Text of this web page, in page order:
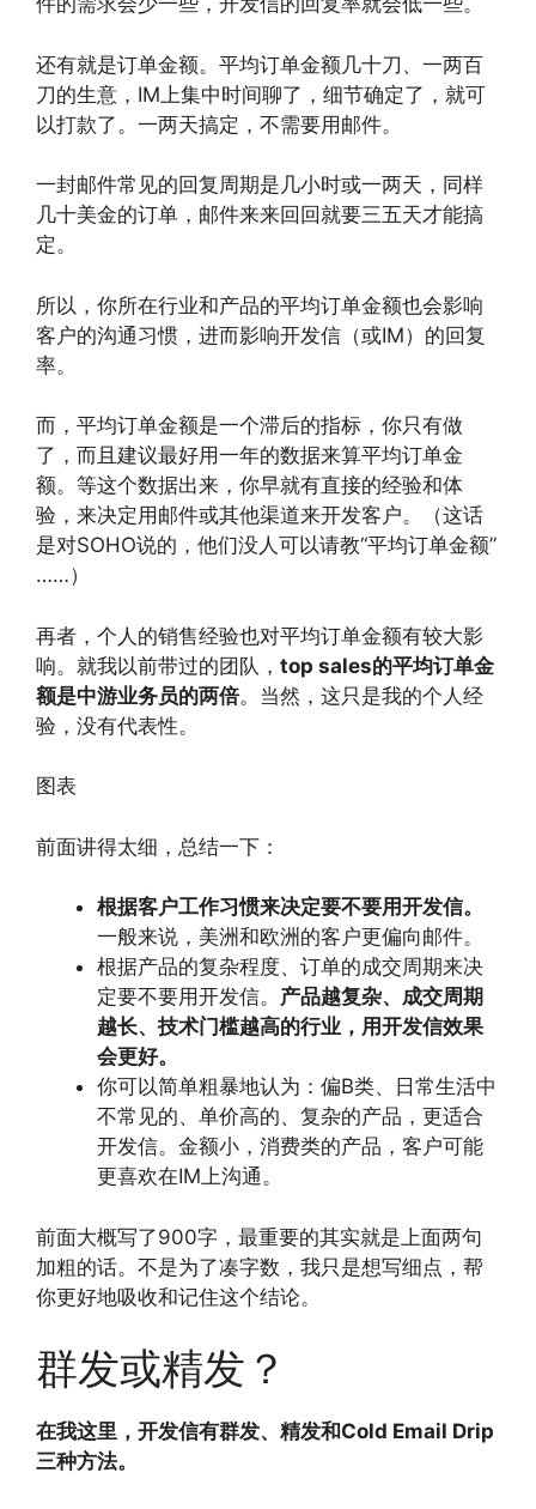
还有就是订单金额。平均订单金额几十刀、一两百
刀的生意，IM上集中时间聊了，细节确定了，就可
以打款了。一两天搞定，不需要用邮件。
一封邮件常见的回复周期是几小时或一两天，同样
几十美金的订单，邮件来来回回就要三五天才能搞
定。
所以，你所在行业和产品的平均订单金额也会影响
客户的沟通习惯，进而影响开发信（或IM）的回复
率。
而，平均订单金额是一个滞后的指标，你只有做
了，而且建议最好用一年的数据来算平均订单金
额。等这个数据出来，你早就有直接的经验和体
验，来决定用邮件或其他渠道来开发客户。（这话
是对SOHO说的，他们没人可以请教“平均订单金额”
……）
再者，个人的销售经验也对平均订单金额有较大影
响。就我以前带过的团队， top sales的平均订单金
额是中游业务员的两倍。当然，这只是我的个人经
验，没有代表性。
图表
前面讲得太细，总结一下：
根据客户工作习惯来决定要不要用开发信。
一般来说，美洲和欧洲的客户更偏向邮件。
根据产品的复杂程度、订单的成交周期来决
定要不要用开发信。 产品越复杂、成交周期
越长、技术门槛越高的行业，用开发信效果
会更好。
你可以简单粗暴地认为：偏B类、日常生活中
不常见的、单价高的、复杂的产品，更适合
开发信。金额小，消费类的产品，客户可能
更喜欢在IM上沟通。
前面大概写了900字，最重要的其实就是上面两句
加粗的话。不是为了凑字数，我只是想写细点，帮
你更好地吸收和记住这个结论。
群发或精发？
在我这里，开发信有群发、精发和Cold Email Drip
三种方法。